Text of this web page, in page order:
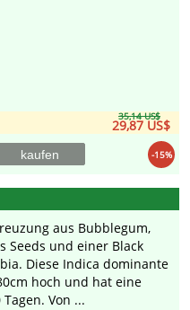
35,14 US$
29,87 US$
-15%
kaufen
aus Bubblegum,
Seeds und einer Black
Diese Indica dominante
hoch und hat eine
Von ...